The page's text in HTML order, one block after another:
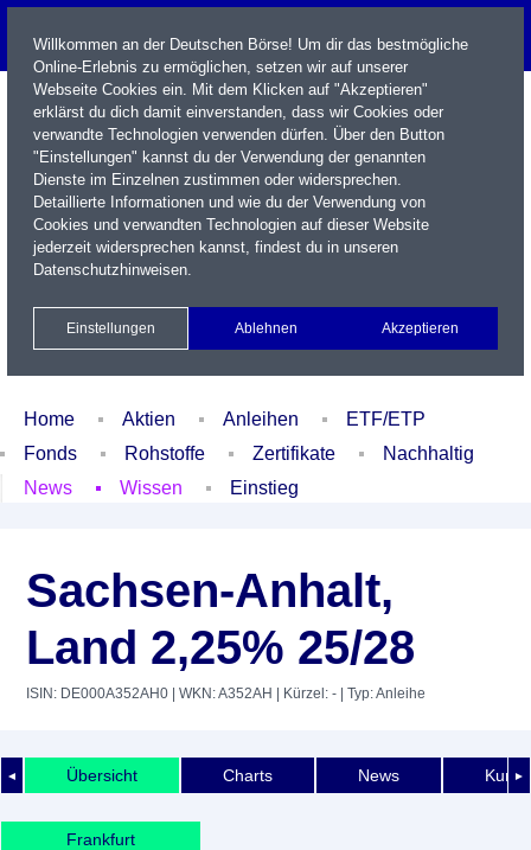
Name / WKN / ISIN / Kürzel
Xetra Realtime
Watchlist Portfolio Login
Home Aktien Anleihen
ETF/ETP
Fonds
Rohstoffe Zertifikate
Nachhaltig
News
Wissen Einstieg
Sachsen-Anhalt,
Land 2,25% 25/28
ISIN: DE000A352AH0 | WKN: A352AH | Kürzel: - | Typ: Anleihe
◄ ►
Übersicht Charts News
Frankfurt
Willkommen an der Deutschen Börse! Um dir das bestmögliche
Online-Erlebnis zu ermöglichen, setzen wir auf unserer
Webseite Cookies ein. Mit dem Klicken auf "Akzeptieren"
erklärst du dich damit einverstanden, dass wir Cookies oder
verwandte Technologien verwenden dürfen. Über den Button
"Einstellungen" kannst du der Verwendung der genannten
Dienste im Einzelnen zustimmen oder widersprechen.
Detaillierte Informationen und wie du der Verwendung von
Cookies und verwandten Technologien auf dieser Website
jederzeit widersprechen kannst, findest du in unseren
Datenschutzhinweisen.
Einstellungen Ablehnen Akzeptieren